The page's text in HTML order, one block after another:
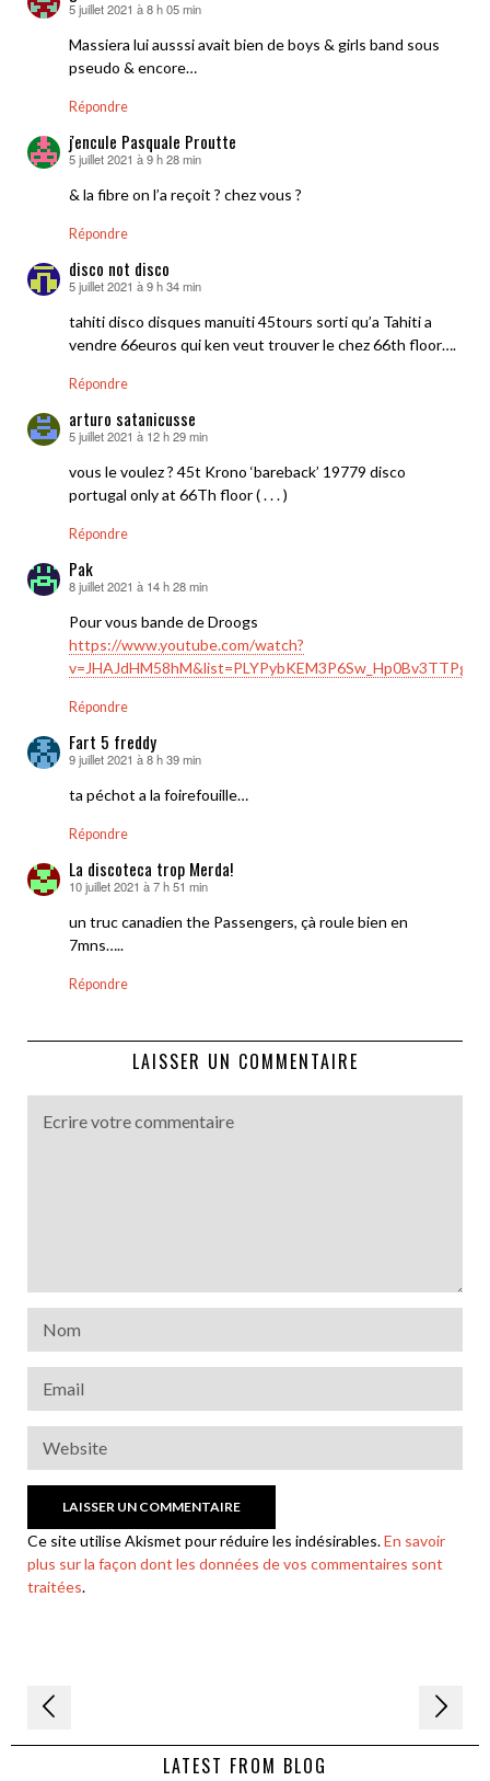
dit :
5 juillet 2021 à 8 h 05 min
Massiera lui ausssi avait bien de boys & girls band sous
pseudo & encore…
Répondre
j'encule Pasquale Proutte
dit :
5 juillet 2021 à 9 h 28 min
& la fibre on l’a reçoit ? chez vous ?
Répondre
disco not disco
dit :
5 juillet 2021 à 9 h 34 min
tahiti disco disques manuiti 45tours sorti qu’a Tahiti a
vendre 66euros qui ken veut trouver le chez 66th floor….
Répondre
arturo satanicusse
dit :
5 juillet 2021 à 12 h 29 min
vous le voulez ? 45t Krono ‘bareback’ 19779 disco
portugal only at 66Th floor ( . . . )
Répondre
Pak
dit :
8 juillet 2021 à 14 h 28 min
Pour vous bande de Droogs
https://www.youtube.com/watch?
Répondre
Fart 5 freddy
dit :
9 juillet 2021 à 8 h 39 min
ta péchot a la foirefouille…
Répondre
La discoteca trop Merda!
dit :
10 juillet 2021 à 7 h 51 min
un truc canadien the Passengers, çà roule bien en
7mns…..
Répondre
LAISSER UN COMMENTAIRE
Ce site utilise Akismet pour réduire les indésirables.En savoir
plus sur la façon dont les données de vos commentaires sont
traitées.
Navigation
de LATEST FROM BLOG